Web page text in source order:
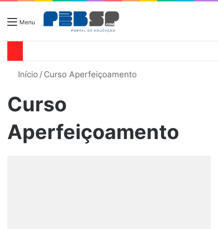
Menu
Início / Curso Aperfeiçoamento
Curso
Aperfeiçoamento